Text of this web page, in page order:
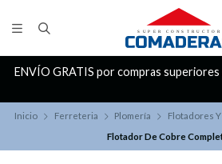
¿Buscas Promociones? ¡Aprovecha
Inicio Ferreteria Plomería
Flotadores
Flotador De Cobre